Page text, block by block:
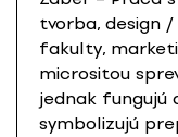
tvorba, design
fakulty,
micrositou
jednak fungujú
symbolizujú